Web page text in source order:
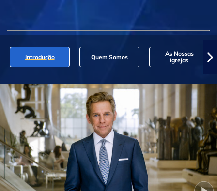
Introdução Quem Somos
As Nossas
Igrejas